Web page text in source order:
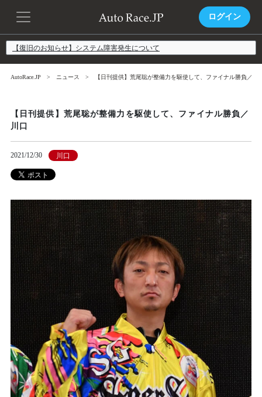
ログイン
【復旧のお知らせ】システム障害発生について
AutoRace.JP ニュース 【日刊提供】荒尾聡が整備力を駆使して、ファイナル勝負／川
【日刊提供】荒尾聡が整備力を駆使して、ファイナル勝負／
川口
2021/12/30 川口